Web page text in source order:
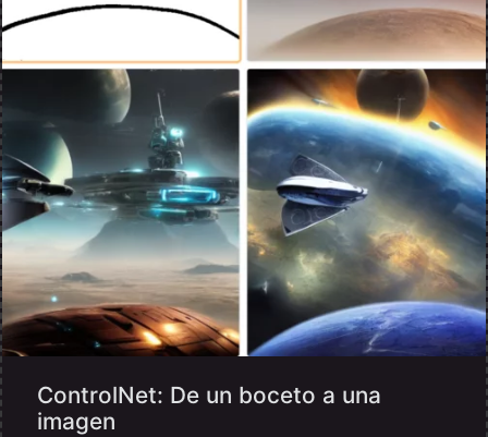
ControlNet: De un boceto a una
imagen